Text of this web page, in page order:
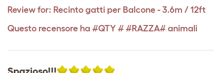
Review for: Recinto gatti per Balcone - 3.6m / 12ft
Questo recensore ha #QTY # #RAZZA# animali
Spazioso!!!